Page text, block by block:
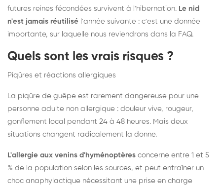
futures reines fécondées survivent à l'hibernation. Le nid
n'est jamais réutilisé l'année suivante : c'est une donnée
importante, sur laquelle nous reviendrons dans la FAQ.
Quels sont les vrais risques ?
Piqûres et réactions allergiques
La piqûre de guêpe est rarement dangereuse pour une
personne adulte non allergique : douleur vive, rougeur,
gonflement local pendant 24 à 48 heures. Mais deux
situations changent radicalement la donne.
L'allergie aux venins d'hyménoptères concerne entre 1 et 5
% de la population selon les sources, et peut entraîner un
choc anaphylactique nécessitant une prise en charge